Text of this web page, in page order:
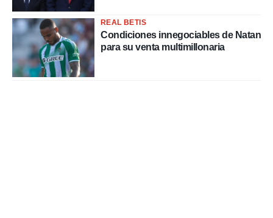
REAL BETIS
Condiciones innegociables de Natan
para su venta multimillonaria